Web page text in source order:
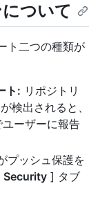
ついて
ト二つの種類が
ト: リポジトリ
検出されると、
ーザーに報告
プッシュ保護を
Security ] タブ